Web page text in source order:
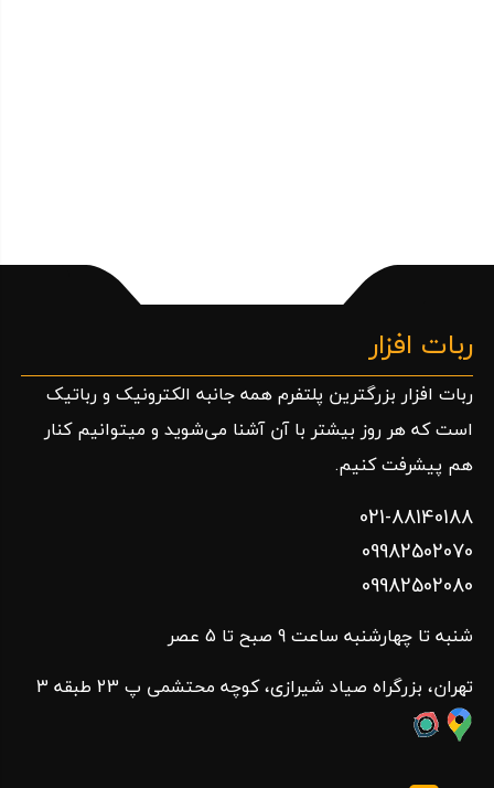
ربات افزار
ربات افزار بزرگترین پلتفرم همه جانبه الکترونیک و رباتیک
است که هر روز بیشتر با آن آشنا می‌شوید و میتوانیم کنار
هم پیشرفت کنیم.
021-88140188
09982502070
09982502080
شنبه تا چهارشنبه ساعت 9 صبح تا 5 عصر
تهران، بزرگراه صیاد شیرازی، کوچه محتشمی پ 23 طبقه 3